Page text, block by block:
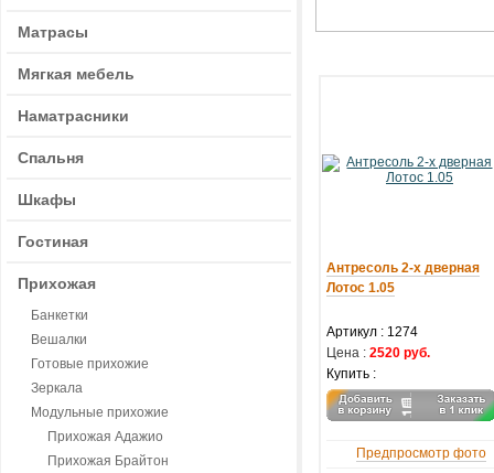
Матрасы
Мягкая мебель
Наматрасники
Спальня
Шкафы
Гостиная
Прихожая
Банкетки
Вешалки
Готовые прихожие
Зеркала
Модульные прихожие
Прихожая Адажио
Прихожая Брайтон
Антресоль 2-х дверная
Лотос 1.05
Артикул : 1274
Цена : 2520 руб.
Купить :
Предпросмотр фото